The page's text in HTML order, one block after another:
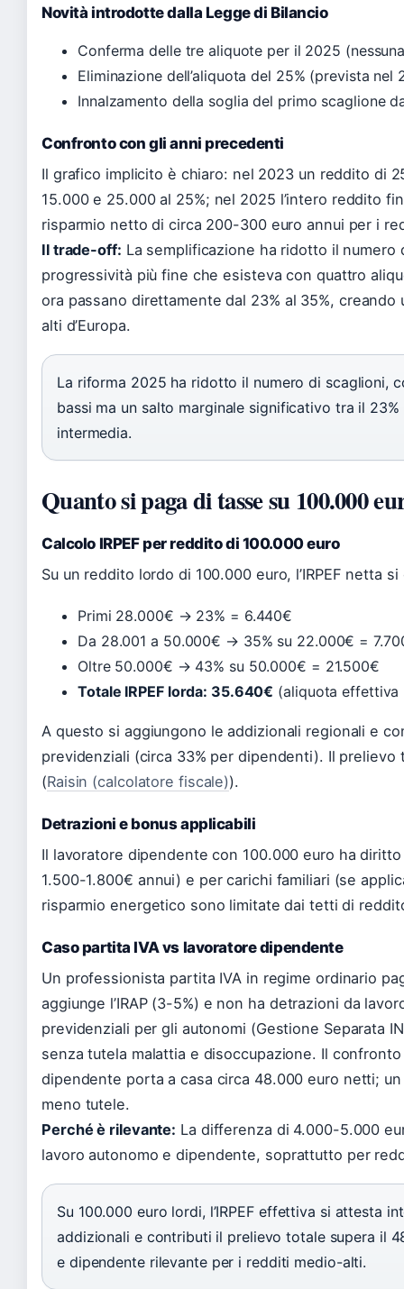
Novità introdotte dalla Legge di Bilancio
Conferma delle tre aliquote per il 2025
Eliminazione dell’aliquota del 25% (prevista
Innalzamento della soglia del primo scaglione
Confronto con gli anni precedenti
Il grafico implicito è chiaro: nel 2023 un reddito di
15.000 e 25.000 al 25%; nel 2025 l’intero reddito
risparmio netto di circa 200-300 euro annui per i
Il trade-off: La semplificazione ha ridotto il
progressività più fine che esisteva con quattro
ora passano direttamente dal 23% al 35%, creando
alti d’Europa.
La riforma 2025 ha ridotto il numero di scaglioni,
bassi ma un salto marginale significativo tra il
intermedia.
Quanto si paga di tasse su 100.000
Calcolo IRPEF per reddito di 100.000 euro
Su un reddito lordo di 100.000 euro, l’IRPEF netta
Primi 28.000€ → 23% = 6.440€
Da 28.001 a 50.000€ → 35% su 22.000€ =
Oltre 50.000€ → 43% su 50.000€ = 21.500€
Totale IRPEF lorda: 35.640€ (aliquota effettiva
A questo si aggiungono le addizionali regionali e
previdenziali (circa 33% per dipendenti). Il
(Raisin (calcolatore fiscale)).
Detrazioni e bonus applicabili
Il lavoratore dipendente con 100.000 euro ha
1.500-1.800€ annui) e per carichi familiari (se
risparmio energetico sono limitate dai tetti di
Caso partita IVA vs lavoratore dipendente
Un professionista partita IVA in regime ordinario
aggiunge l’IRAP (3-5%) e non ha detrazioni da
previdenziali per gli autonomi (Gestione Separata
senza tutela malattia e disoccupazione. Il
dipendente porta a casa circa 48.000 euro netti;
meno tutele.
Perché è rilevante: La differenza di 4.000-5.000
lavoro autonomo e dipendente, soprattutto per
Su 100.000 euro lordi, l’IRPEF effettiva si attesta
addizionali e contributi il prelievo totale supera il
e dipendente rilevante per i redditi medio-alti.